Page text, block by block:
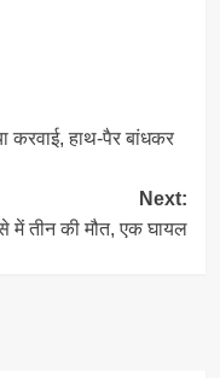
करवाई, हाथ-पैर बांधकर
Next:
में तीन की मौत, एक घायल